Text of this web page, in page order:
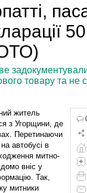
товару та не
житель
з Угорщини, де
Перетинаючи
автобусі в
митно-
вніс у
Так,
митники